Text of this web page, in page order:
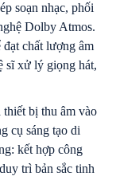
soạn nhạc, phối
Dolby Atmos.
chất lượng âm
sĩ xử lý giọng hát,
bị thu âm vào
cụ sáng tạo di
kết hợp công
trì bản sắc tinh